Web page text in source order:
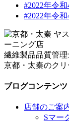
#2022年令和
#2022年令和
繊維製品品質管
京都・太秦のクリ
ブログコンテンツ
店舗のご案
Sマー